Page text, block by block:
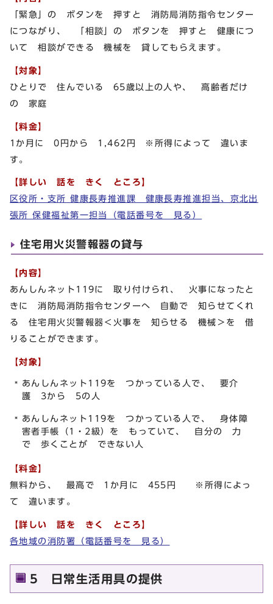
「緊急」の ボタンを 押すと 消防局消防指令センター
につながり、 「相談」の ボタンを 押すと 健康につ
いて 相談ができる 機械を 貸してもらえます。
【対象】
ひとりで 住んでいる 65歳以上の人や、 高齢者だけ
の 家庭
【料金】
1か月に 0円から 1,462円 ※所得によって 違いま
す。
【詳しい 話を きく ところ】
区役所・支所 健康長寿推進課 健康長寿推進担当、京北出
張所 保健福祉第一担当（電話番号を 見る）
住宅用火災警報器の貸与
【内容】
あんしんネット119に 取り付けられ、 火事になったと
きに 消防局消防指令センターへ 自動で 知らせてくれ
る 住宅用火災警報器＜火事を 知らせる 機械＞を 借
りることができます。
【対象】
あんしんネット119を つかっている人で、 要介
護 3から 5の人
あんしんネット119を つかっている人で、 身体障
害者手帳（1・2級）を もっていて、 自分の 力
で 歩くことが できない人
【料金】
無料から、 最高で 1か月に 455円 ※所得によっ
て 違います。
【詳しい 話を きく ところ】
各地域の消防署（電話番号を 見る）
5 日常生活用具の提供